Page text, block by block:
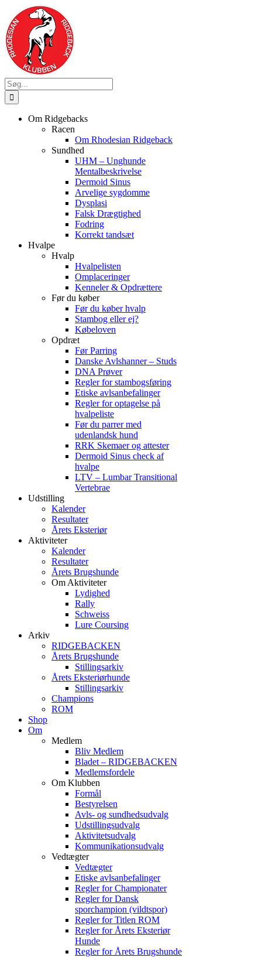
content
Søg
efter:
Om Ridgebacks
Racen
Om Rhodesian Ridgeback
Sundhed
UHM – Unghunde
Mentalbeskrivelse
Dermoid Sinus
Arvelige sygdomme
Dysplasi
Falsk Drægtighed
Fodring
Korrekt tandsæt
Hvalpe
Hvalp
Hvalpelisten
Omplaceringer
Kenneler & Opdrættere
Før du køber
Før du køber hvalp
Stambog eller ej?
Købeloven
Opdræt
Før Parring
Danske Avlshanner – Studs
DNA Prøver
Regler for stambogsføring
Etiske avlsanbefalinger
Regler for optagelse på
hvalpeliste
Før du parrer med
udenlandsk hund
RRK Skemaer og attester
Dermoid Sinus check af
hvalpe
LTV – Lumbar Transitional
Vertebrae
Udstilling
Kalender
Resultater
Årets Eksteriør
Aktiviteter
Kalender
Resultater
Årets Brugshunde
Om Aktiviteter
Lydighed
Rally
Schweiss
Lure Coursing
Arkiv
RIDGEBACKEN
Årets Brugshunde
Stillingsarkiv
Årets Eksteriørhunde
Stillingsarkiv
Champions
ROM
Shop
Om
Medlem
Bliv Medlem
Bladet – RIDGEBACKEN
Medlemsfordele
Om Klubben
Formål
Bestyrelsen
Avls- og sundhedsudvalg
Udstillingsudvalg
Aktivitetsudvalg
Kommunikationsudvalg
Vedtægter
Vedtægter
Etiske avlsanbefalinger
Regler for Championater
Regler for Dansk
sporchampion (vildtspor)
Regler for Titlen ROM
Regler for Årets Eksteriør
Hunde
Regler for Årets Brugshunde